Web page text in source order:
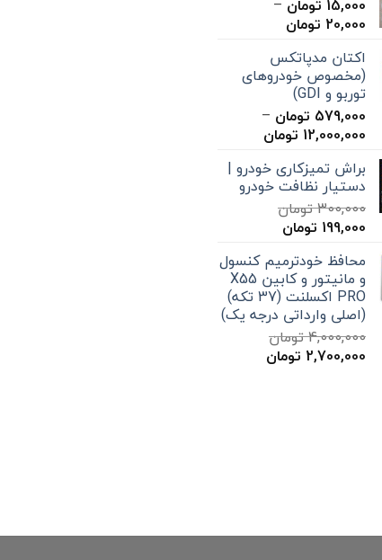
15,000 تومان –
20,000 تومان
تا
اکتان مدپاتکس
(مخصوص خودروهای
توربو و GDI)
579,000 تومان –
12,000,000 تومان
تا
براش تمیزکاری خودرو |
دستیار نظافت خودرو
300,000تومان
قیمت
300,000 تومان
بود.
199,000 تومانقیمت
199,000 تومان
است.
محافظ خودترمیم کنسول
و مانیتور و کابین X55
PRO اکسلنت (37 تکه)
(اصلی وارداتی درجه یک)
4,000,000تومان
قیمت
2,700,000 تومان